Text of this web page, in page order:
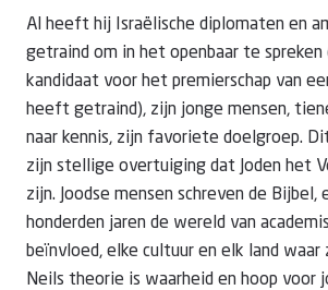
Al heeft hij Israëlische diplomaten en
getraind om in het openbaar te spreken
kandidaat voor het premierschap van
heeft getraind), zijn jonge mensen,
naar kennis, zijn favoriete doelgroep.
zijn stellige overtuiging dat Joden het
zijn. Joodse mensen schreven de Bijbel,
honderden jaren de wereld van
beïnvloed, elke cultuur en elk land waar
Neils theorie is waarheid en hoop voor